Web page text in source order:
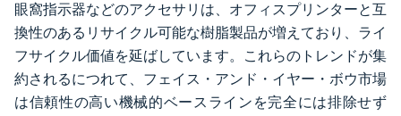
眼窩指示器などのアクセサリは、オフィスプリンターと互
換性のあるリサイクル可能な樹脂製品が増えており、ライ
フサイクル価値を延ばしています。これらのトレンドが集
約されるにつれて、フェイス・アンド・イヤー・ボウ市場
は信頼性の高い機械的ベースラインを完全には排除せず